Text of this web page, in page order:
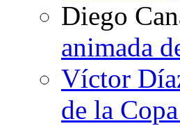
Diego
animada
Víctor
de la